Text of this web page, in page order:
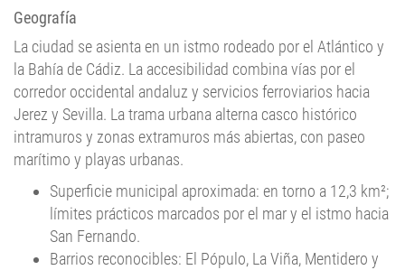
Geografía
La ciudad se asienta en un istmo rodeado por el Atlántico y
la Bahía de Cádiz. La accesibilidad combina vías por el
corredor occidental andaluz y servicios ferroviarios hacia
Jerez y Sevilla. La trama urbana alterna casco histórico
intramuros y zonas extramuros más abiertas, con paseo
marítimo y playas urbanas.
Superficie municipal aproximada: en torno a 12,3 km²;
límites prácticos marcados por el mar y el istmo hacia
San Fernando.
Barrios reconocibles: El Pópulo, La Viña, Mentidero y